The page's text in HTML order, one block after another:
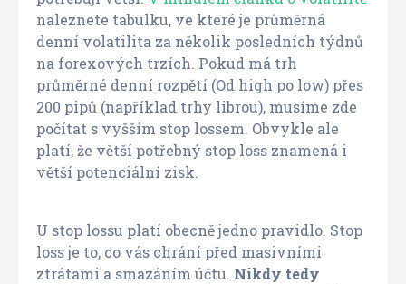
naleznete tabulku, ve které je průměrná
denní volatilita za několik posledních týdnů
na forexových trzích. Pokud má trh
průměrné denní rozpětí (Od high po low) přes
200 pipů (například trhy librou), musíme zde
počítat s vyšším stop lossem. Obvykle ale
platí, že větší potřebný stop loss znamená i
větší potenciální zisk.
U stop lossu platí obecně jedno pravidlo. Stop
loss je to, co vás chrání před masivními
ztrátami a smazáním účtu. Nikdy tedy